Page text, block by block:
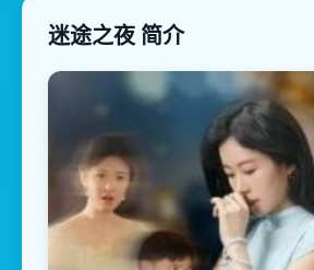
迷途之夜 简介